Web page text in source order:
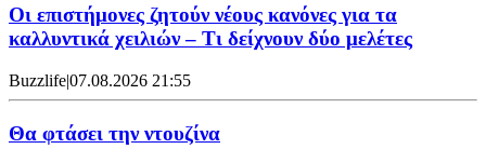
Οι επιστήμονες ζητούν νέους κανόνες για τα
καλλυντικά χειλιών – Τι δείχνουν δύο μελέτες
Buzzlife|07.08.2026 21:55
Θα φτάσει την ντουζίνα